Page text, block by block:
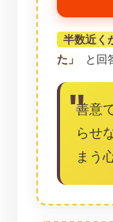
半数近く
た」
と回
善意
らせ
まう